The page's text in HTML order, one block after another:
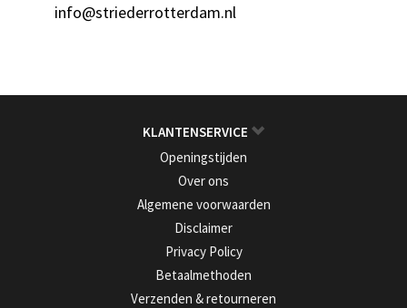
info@striederrotterdam.nl
KLANTENSERVICE
Openingstijden
Over ons
Algemene voorwaarden
Disclaimer
Privacy Policy
Betaalmethoden
Verzenden & retourneren